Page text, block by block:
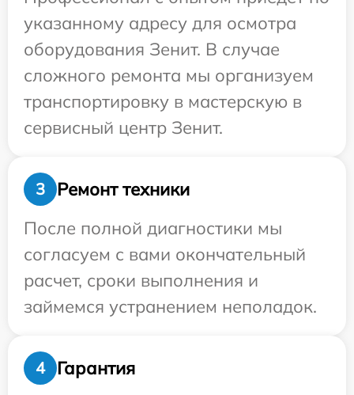
указанному адресу для осмотра
оборудования Зенит. В случае
сложного ремонта мы организуем
транспортировку в мастерскую в
сервисный центр Зенит.
3
Ремонт техники
После полной диагностики мы
согласуем с вами окончательный
расчет, сроки выполнения и
займемся устранением неполадок.
4
Гарантия